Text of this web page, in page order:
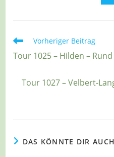
Weitere
ansehen
Vorheriger Beitrag
Tour 1025 – Hilden –
Tour 1027 – Velbert-
DAS KÖNNTE DIR